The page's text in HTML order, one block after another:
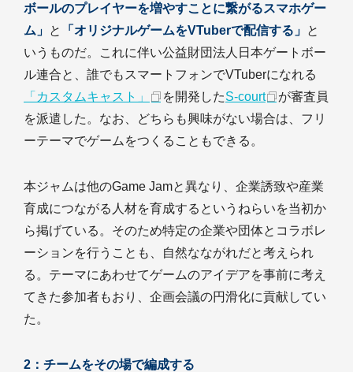
ボールのプレイヤーを増やすことに繋がるスマホゲー
ム」 と 「オリジナルゲームをVTuberで配信する」 と
いうものだ。これに伴い公益財団法人日本ゲートボー
ル連合と、誰でもスマートフォンでVTuberになれる
「カスタムキャスト」
を開発したS-court
が審査員
を派遣した。なお、どちらも興味がない場合は、フリ
ーテーマでゲームをつくることもできる。
本ジャムは他のGame Jamと異なり、企業誘致や産業
育成につながる人材を育成するというねらいを当初か
ら掲げている。そのため特定の企業や団体とコラボレ
ーションを行うことも、自然なながれだと考えられ
る。テーマにあわせてゲームのアイデアを事前に考え
てきた参加者もおり、企画会議の円滑化に貢献してい
た。
2：チームをその場で編成する